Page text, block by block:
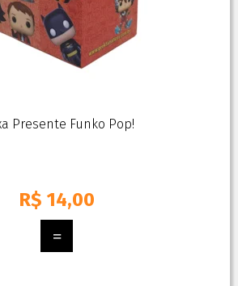
Presente Funko Pop!
R$ 14,00